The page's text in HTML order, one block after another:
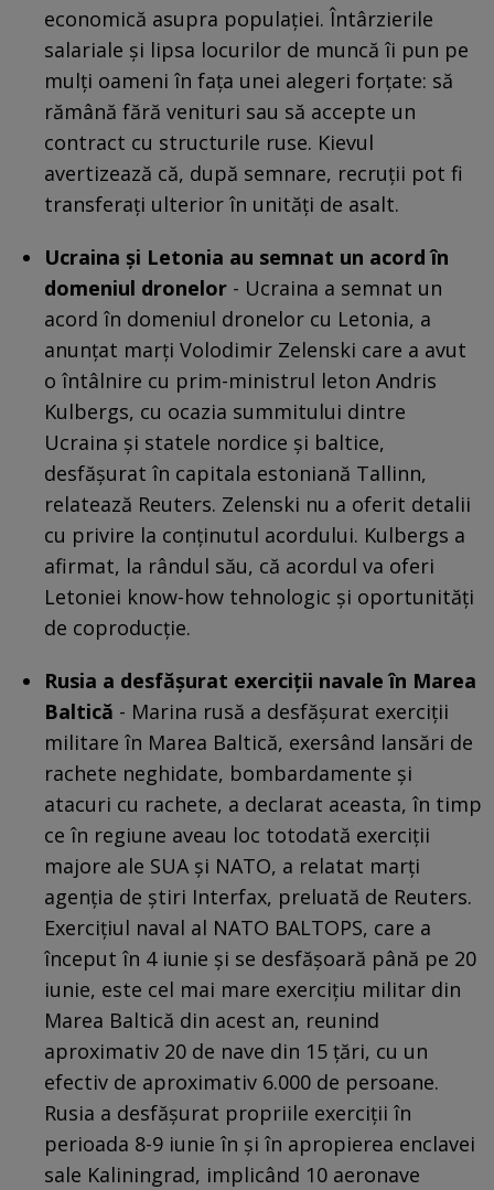
economică asupra populației. Întârzierile
salariale și lipsa locurilor de muncă îi pun pe
mulți oameni în fața unei alegeri forțate: să
rămână fără venituri sau să accepte un
contract cu structurile ruse. Kievul
avertizează că, după semnare, recruții pot fi
transferați ulterior în unități de asalt.
Ucraina şi Letonia au semnat un acord în
domeniul dronelor - Ucraina a semnat un
acord în domeniul dronelor cu Letonia, a
anunţat marţi Volodimir Zelenski care a avut
o întâlnire cu prim-ministrul leton Andris
Kulbergs, cu ocazia summitului dintre
Ucraina şi statele nordice şi baltice,
desfăşurat în capitala estoniană Tallinn,
relatează Reuters. Zelenski nu a oferit detalii
cu privire la conţinutul acordului. Kulbergs a
afirmat, la rândul său, că acordul va oferi
Letoniei know-how tehnologic şi oportunităţi
de coproducţie.
Rusia a desfăşurat exerciţii navale în Marea
Baltică - Marina rusă a desfăşurat exerciţii
militare în Marea Baltică, exersând lansări de
rachete neghidate, bombardamente şi
atacuri cu rachete, a declarat aceasta, în timp
ce în regiune aveau loc totodată exerciţii
majore ale SUA şi NATO, a relatat marţi
agenţia de ştiri Interfax, preluată de Reuters.
Exerciţiul naval al NATO BALTOPS, care a
început în 4 iunie şi se desfăşoară până pe 20
iunie, este cel mai mare exerciţiu militar din
Marea Baltică din acest an, reunind
aproximativ 20 de nave din 15 ţări, cu un
efectiv de aproximativ 6.000 de persoane.
Rusia a desfăşurat propriile exerciţii în
perioada 8-9 iunie în şi în apropierea enclavei
sale Kaliningrad, implicând 10 aeronave